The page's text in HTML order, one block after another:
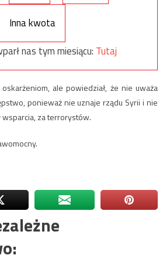
Inna kwota
nas tym miesiącu: Tutaj
ale powiedział, że nie uważa
ponieważ nie uznaje rządu Syrii i nie
wsparcia, za terrorystów.